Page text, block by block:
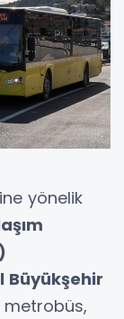
yönelik
Büyükşehir